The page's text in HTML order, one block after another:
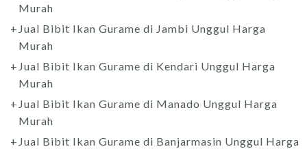
Murah
Jual Bibit Ikan Gurame di Jambi Unggul Harga
Murah
Jual Bibit Ikan Gurame di Kendari Unggul Harga
Murah
Jual Bibit Ikan Gurame di Manado Unggul Harga
Murah
Jual Bibit Ikan Gurame di Banjarmasin Unggul Harga